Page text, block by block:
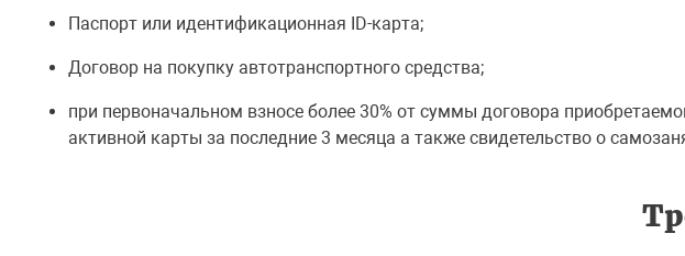
Паспорт или идентификационная ID-карта;
Договор на покупку автотранспортного средства;
при первоначальном взносе более 30% от суммы договора
активной карты за последние 3 месяца а также свидетельство о